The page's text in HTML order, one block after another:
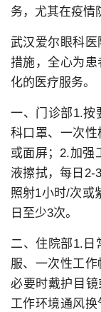
务，尤其在疫情
武汉爱尔眼科
措施，全心为
化的医疗服务。
一、门诊部1.按
科口罩、一次
或面屏；2.加强
液擦拭，每日2-
照射1小时/次或
日至少3次。
二、住院部1.日
服、一次性工作
必要时戴护目
工作环境通风换